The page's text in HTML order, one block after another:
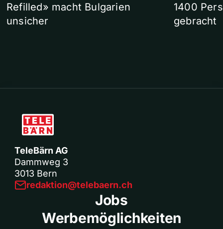
Refilled» macht Bulgarien
unsicher
1400
gebracht
TeleBärn AG
Dammweg 3
3013 Bern
redaktion@telebaern.ch
Jobs
Werbemöglichkeiten